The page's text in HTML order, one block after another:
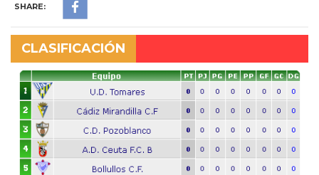
SHARE:
CLASIFICACIÓN